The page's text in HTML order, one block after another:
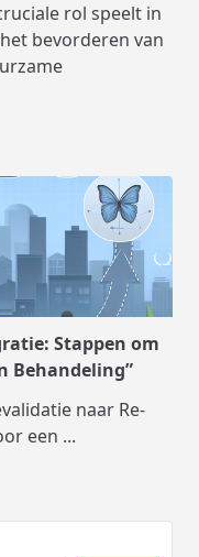
rol speelt in
bevorderen van
Stappen om
Behandeling”
naar Re-
een ...